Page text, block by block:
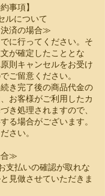
事項】
ルについて
済の場合≫
に行ってください。そ
が確定したこととな
則キャンセルをお受け
ご留意ください。
き完了後の商品代金の
お客様がご利用したカ
き処理されますので、
る場合がございます。
さい。
合≫
支払いの確認が取れな
見做させていただきま